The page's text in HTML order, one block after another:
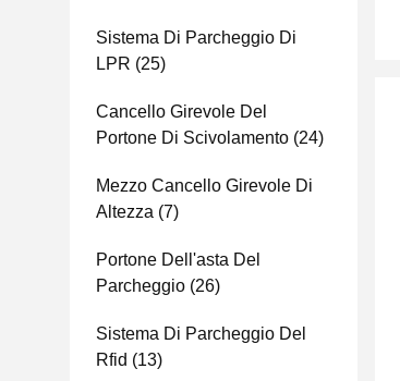
Sistema Di Parcheggio Di
LPR (25)
Cancello Girevole Del
Portone Di Scivolamento (24)
Mezzo Cancello Girevole Di
Altezza (7)
Portone Dell'asta Del
Parcheggio (26)
Sistema Di Parcheggio Del
Rfid (13)